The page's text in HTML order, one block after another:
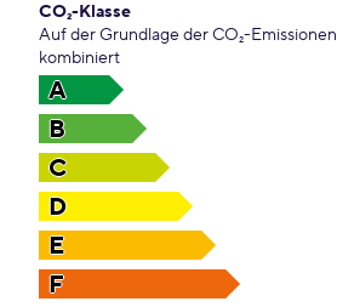
CO₂-Klasse
Auf der Grundlage der CO₂-Emissionen
kombiniert
A
B
C
D
E
F